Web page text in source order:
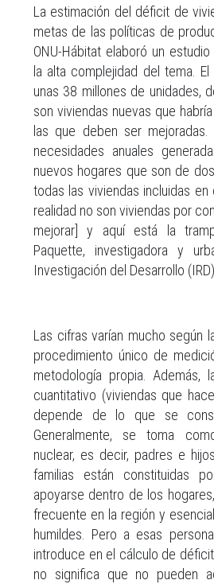
La estimación del déficit de
metas de las políticas de
ONU-Hábitat elaboró un
la alta complejidad del tema.
unas 38 millones de unidades,
son viviendas nuevas que
las que deben ser
necesidades anuales
nuevos hogares que son de
todas las viviendas incluidas
realidad no son viviendas por
mejorar] y aquí está la
Paquette, investigadora y
Investigación del Desarrollo
Las cifras varían mucho según
procedimiento único de
metodología propia. Además,
cuantitativo (viviendas que
depende de lo que se
Generalmente, se toma
nuclear, es decir, padres e
familias están constituidas
apoyarse dentro de los
frecuente en la región y
humildes. Pero a esas
introduce en el cálculo de
no significa que no pueden